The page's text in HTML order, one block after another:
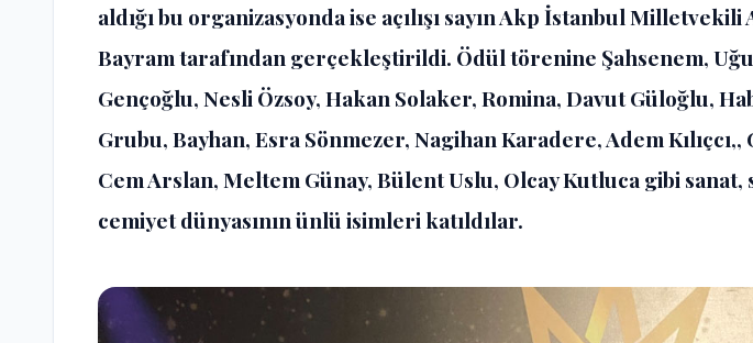
aldığı bu organizasyonda ise açılışı sayın Akp İstanbul Milletvekili
Bayram tarafından gerçekleştirildi. Ödül törenine Şahsenem,
Gençoğlu, Nesli Özsoy, Hakan Solaker, Romina, Davut Güloğlu,
Grubu, Bayhan, Esra Sönmezer, Nagihan Karadere, Adem Kılıçcı,,
Cem Arslan, Meltem Günay, Bülent Uslu, Olcay Kutluca gibi sanat,
cemiyet dünyasının ünlü isimleri katıldılar.